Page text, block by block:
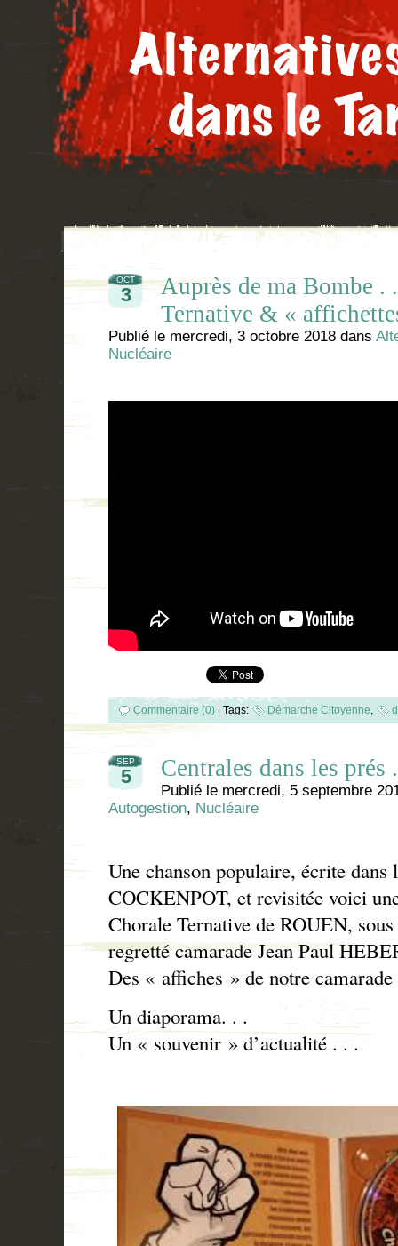
OCT
3
Auprès de ma Bombe .
Ternative & «
Publié le mercredi, 3 octobre 2018 dans
Nucléaire
Commentaire (0) Tags: Démarche Citoyenne,
SEP
5 Centrales dans les prés
Publié le mercredi, 5 septembre
Autogestion, Nucléaire
Une chanson populaire, écrite dans
COCKENPOT, et revisitée voici
Chorale Ternative de ROUEN,
regretté camarade Jean Paul
Des « affiches » de notre
Un diaporama. . .
Un « souvenir » d’actualité . . .